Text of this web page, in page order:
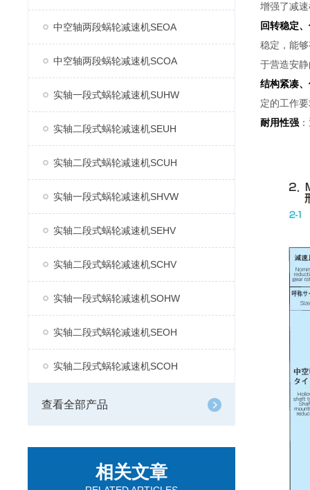
中空轴两段蜗轮减速机SEOA
中空轴两段蜗轮减速机SCOA
实轴一段式蜗轮减速机SUHW
实轴二段式蜗轮减速机SEUH
实轴二段式蜗轮减速机SCUH
实轴一段式蜗轮减速机SHVW
实轴二段式蜗轮减速机SEHV
实轴二段式蜗轮减速机SCHV
实轴一段式蜗轮减速机SOHW
实轴二段式蜗轮减速机SEOH
实轴二段式蜗轮减速机SCOH
查看全部产品
相关文章
增强了减
回转稳定
稳定，能
于营造安
结构紧凑
定的工作
耐用性强